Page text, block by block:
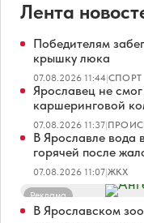
Лента
Победителям
крышку люка
07.08.2026 11:44|СПОРТ
Ярославец не
каршеринговой
07.08.2026 11:37|
В Ярославле вода
горячей после
07.08.2026 11:07|ЖКХ
Реклама
В Ярославском